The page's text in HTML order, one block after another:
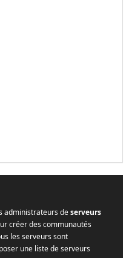
administrateurs deserveurs
créer des communautés
les serveurs sont
une liste de serveurs